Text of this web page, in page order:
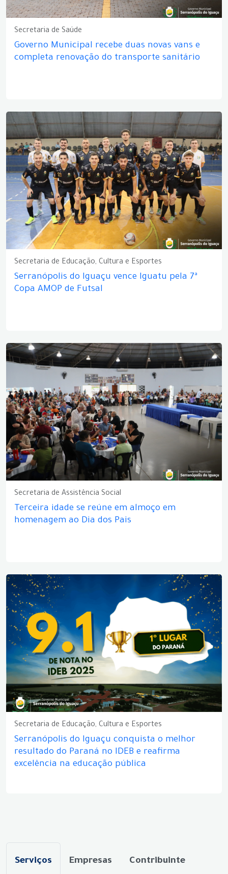
Secretaria de Saúde
Governo Municipal recebe duas novas vans e
completa renovação do transporte sanitário
Secretaria de Educação, Cultura e Esportes
Serranópolis do Iguaçu vence Iguatu pela 7ª
Copa AMOP de Futsal
Secretaria de Assistência Social
Terceira idade se reúne em almoço em
homenagem ao Dia dos Pais
Secretaria de Educação, Cultura e Esportes
Serranópolis do Iguaçu conquista o melhor
resultado do Paraná no IDEB e reafirma
excelência na educação pública
Serviços Empresas Contribuinte